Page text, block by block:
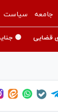
جامعه سیاست
قضایی 🟡